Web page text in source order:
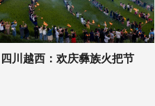
四川越西：欢庆彝族火把节